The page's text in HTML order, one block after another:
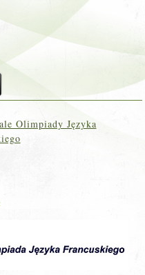
Olimpiady Języka